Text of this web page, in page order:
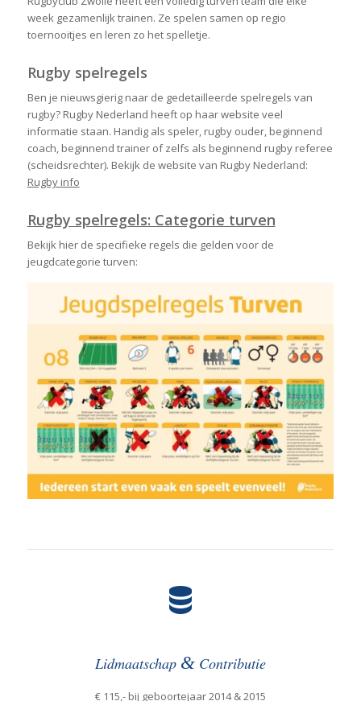
week gezamenlijk trainen. Ze spelen samen op regio
toernooitjes en leren zo het spelletje.
Rugby spelregels
Ben je nieuwsgierig naar de gedetailleerde spelregels van
rugby? Rugby Nederland heeft op haar website veel
informatie staan. Handig als speler, rugby ouder, beginnend
coach, beginnend trainer of zelfs als beginnend rugby referee
(scheidsrechter). Bekijk de website van Rugby Nederland:
Rugby info
Rugby spelregels: Categorie turven
Bekijk hier de specifieke regels die gelden voor de
jeugdcategorie turven:
Lidmaatschap &Contributie
€ 115,- bij geboortejaar 2014 & 2015